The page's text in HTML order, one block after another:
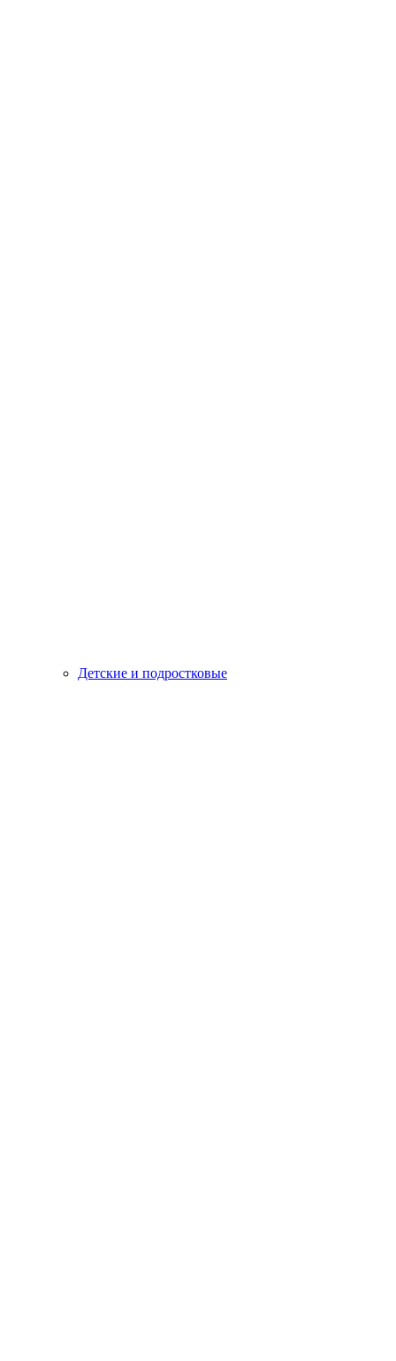
Детские и подростковые